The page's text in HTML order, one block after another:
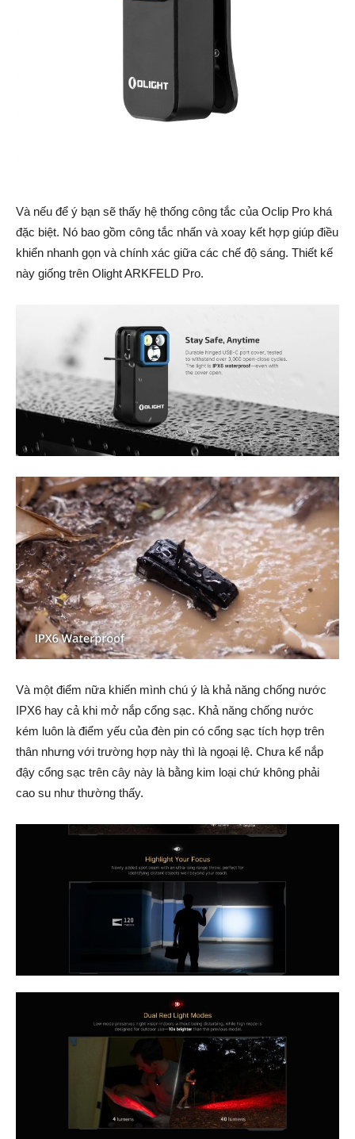
Và nếu để ý bạn sẽ thấy hệ thống công tắc của Oclip Pro khá
đặc biệt. Nó bao gồm công tắc nhấn và xoay kết hợp giúp điều
khiển nhanh gọn và chính xác giữa các chế độ sáng. Thiết kế
này giống trên Olight ARKFELD Pro.
Và một điểm nữa khiến mình chú ý là khả năng chống nước
IPX6 hay cả khi mở nắp cổng sạc. Khả năng chống nước
kém luôn là điểm yếu của đèn pin có cổng sạc tích hợp trên
thân nhưng với trường hợp này thì là ngoại lệ. Chưa kể nắp
đậy cổng sạc trên cây này là bằng kim loại chứ không phải
cao su như thường thấy.